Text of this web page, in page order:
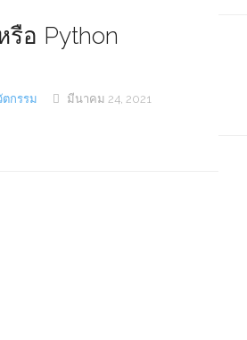
อ Python
กรรม มีนาคม 24, 2021